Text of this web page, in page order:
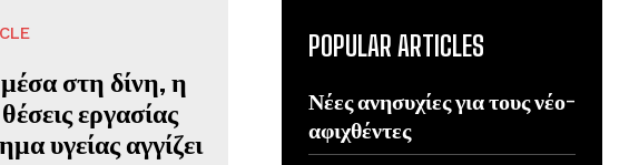
POPULAR ARTICLES
Νέες ανησυχίες για τους νέο-
αφιχθέντες